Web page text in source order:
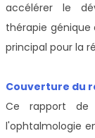
accélérer le
thérapie
principal pour la
Couverture du
Ce rapport de
l'ophtalmologie